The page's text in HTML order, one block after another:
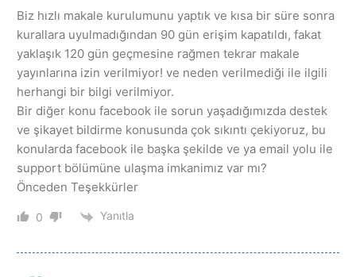
Biz hızlı makale kurulumunu yaptık ve kısa bir süre sonra
kurallara uyulmadığından 90 gün erişim kapatıldı, fakat
yaklaşık 120 gün geçmesine rağmen tekrar makale
yayınlarına izin verilmiyor! ve neden verilmediği ile ilgili
herhangi bir bilgi verilmiyor.
Bir diğer konu facebook ile sorun yaşadığımızda destek
ve şikayet bildirme konusunda çok sıkıntı çekiyoruz, bu
konularda facebook ile başka şekilde ve ya email yolu ile
support bölümüne ulaşma imkanimız var mı?
Önceden Teşekkürler
0 Yanıtla